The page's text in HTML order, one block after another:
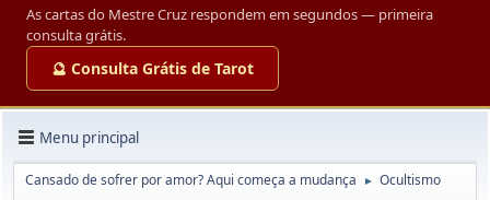
As cartas do Mestre Cruz respondem em segundos — primeira
consulta grátis.
🔮 Consulta Grátis de Tarot
Menu principal
Cansado de sofrer por amor? Aqui começa a mudança ► Ocultismo